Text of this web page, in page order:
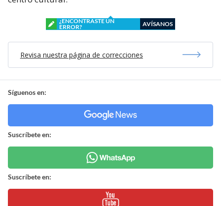
¿ENCONTRASTE UN
ERROR?
AVÍSANOS
Revisa nuestra página de correcciones
Síguenos en:
Suscríbete en:
Suscríbete en: